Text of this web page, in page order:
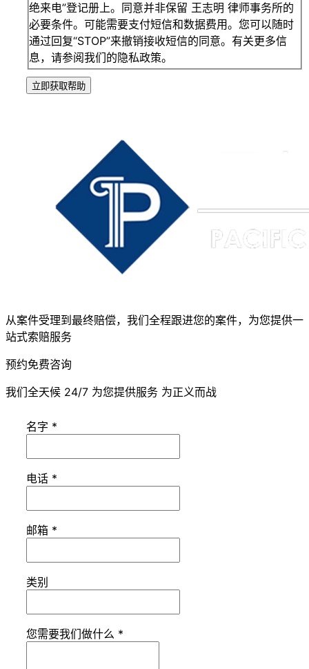
绝来电”登记册上。同意并非保留 王志明 律师事务所的
必要条件。可能需要支付短信和数据费用。您可以随时
通过回复“STOP”来撤销接收短信的同意。有关更多信
息，请参阅我们的隐私政策。
立即获取帮助
从案件受理到最终赔偿，我们全程跟进您的案件，为您提供一
站式索赔服务
预约免费咨询
我们全天候 24/7 为您提供服务 为正义而战
名字 *
电话 *
邮箱 *
类别
您需要我们做什么 *